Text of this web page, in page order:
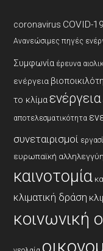
coronavirus COVID-19
Ανανεώσιμες πηγές
Συμφωνία έρευνα
ενέργεια
το κλίμαενέργεια
αποτελεσματικότητα
συνεταιρισμοί
ευρωπαϊκή αλληλεγγύη
καινοτομία
κλιματική δράση
κοινωνική